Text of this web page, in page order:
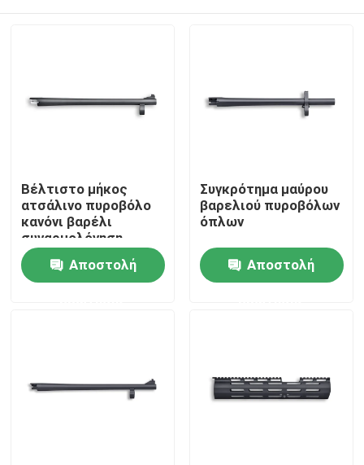
Σχετικά με εμάς
Βέλτιστο μήκος
ατσάλινο πυροβόλο
κανόνι βαρέλι
συναρμολόγηση
425mm 16,73 "βαρύ
φορτίοΑποστολή
Συγκρότημα μαύρου
βαρελιού πυροβόλων
όπλων
Αποστολή